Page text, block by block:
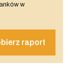
w
raport